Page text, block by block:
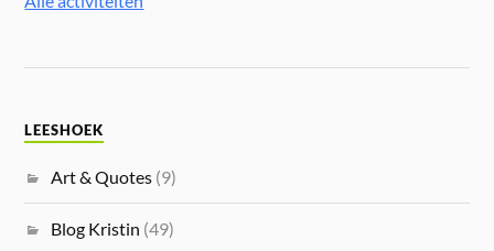
LEESHOEK
Art & Quotes (9)
Blog Kristin (49)